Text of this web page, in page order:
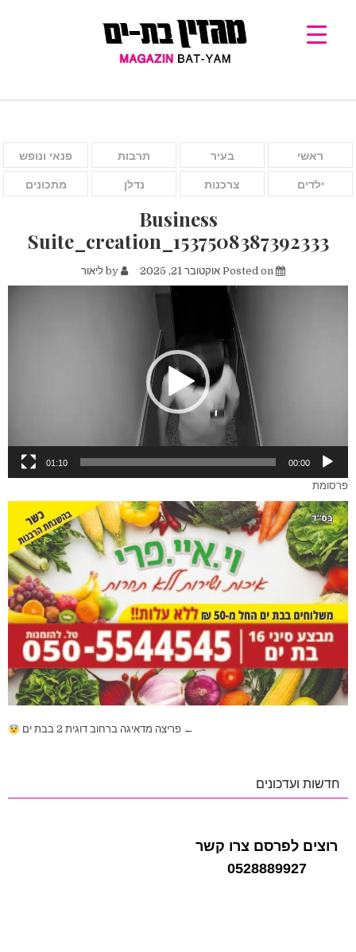
ראשי בעיר תרבות פנאי ונופש
ילדים צרכנות נדלן מתכונים
Business
Suite_creation_1537508387392333
Posted on אוקטובר 21, 2025 by
ליאור
00:00
01:10
פרסומת
← פריצה מדאיגה ברחוב דוגית 2 בבת ים
חדשות ועדכונים
רוצים לפרסם צרו קשר
0528889927